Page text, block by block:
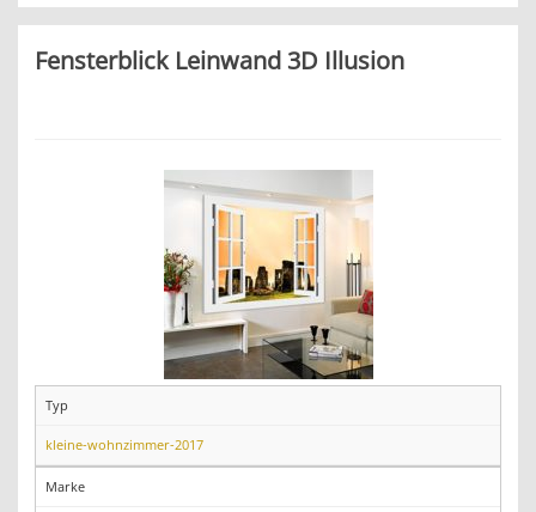
Fensterblick Leinwand 3D Illusion
Typ
kleine-wohnzimmer-2017
Marke